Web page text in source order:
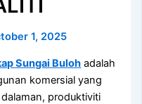
1, 2025
Sungai Buloh adalah
komersial yang
produktiviti